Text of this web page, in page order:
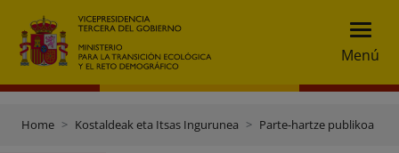
Menú
Home Kostaldeak eta Itsas Ingurunea Parte-hartze publikoa